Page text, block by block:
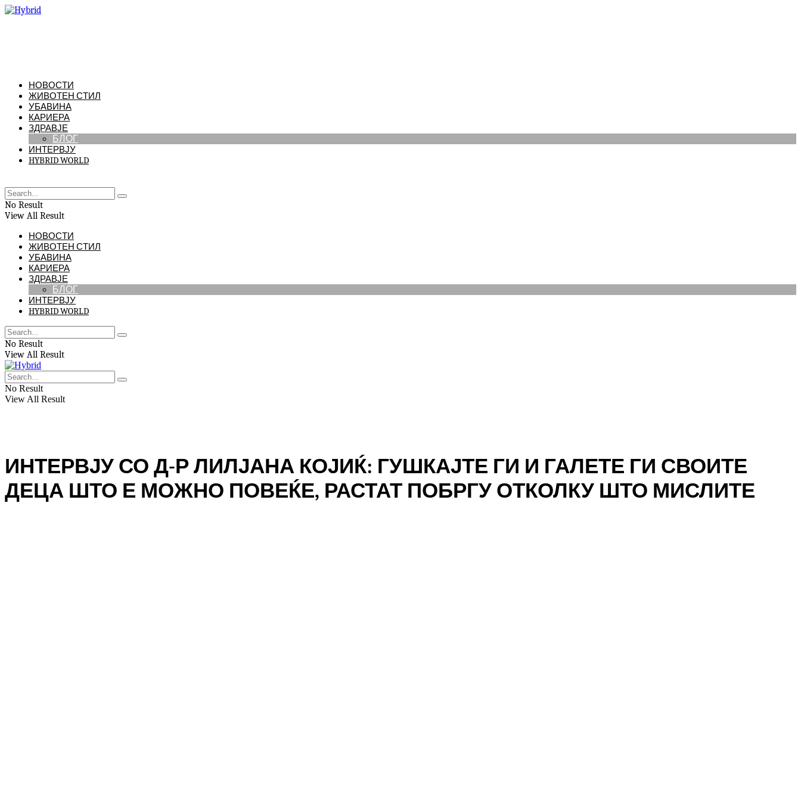
НОВОСТИ
ЖИВОТЕН СТИЛ
УБАВИНА
КАРИЕРА
ЗДРАВЈЕ
БЛОГ
ИНТЕРВЈУ
HYBRID WORLD
No Result
View All Result
НОВОСТИ
ЖИВОТЕН СТИЛ
УБАВИНА
КАРИЕРА
ЗДРАВЈЕ
БЛОГ
ИНТЕРВЈУ
HYBRID WORLD
No Result
View All Result
No Result
View All Result
ИНТЕРВЈУ СО Д-Р ЛИЛЈАНА КОЈИЌ: ГУШКАЈТЕ ГИ И ГАЛЕТЕ ГИ СВОИТЕ
ДЕЦА ШТО Е МОЖНО ПОВЕЌЕ, РАСТАТ ПОБРГУ ОТКОЛКУ ШТО МИСЛИТЕ